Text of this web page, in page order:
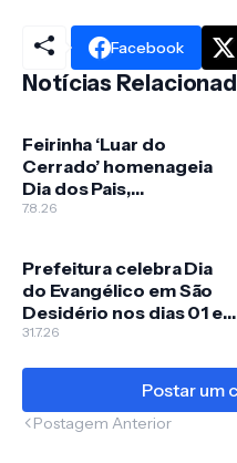
Facebook
Notícias
Feirinha ‘Luar do
Cerrado’ homenageia
Dia dos Pais,
comemorado em 09 de
7.8.26
Prefeitura celebra Dia
do Evangélico em São
Desidério nos dias 01 e
02 de agosto com
musicais
31.7.26
Postar um
Postagem Anterior